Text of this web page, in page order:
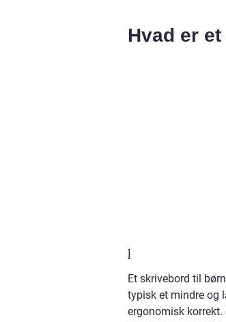
Hvad er
]
Et skrivebord til
typisk et mindre og
ergonomisk